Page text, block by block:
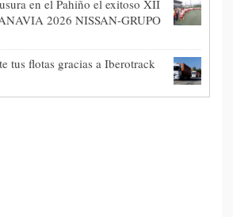
en el Pahiño el exitoso XII
2026 NISSAN-GRUPO
tus flotas gracias a Iberotrack